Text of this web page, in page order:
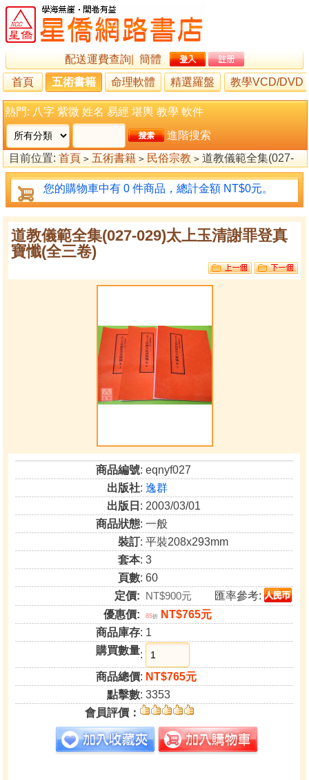
配送運費查詢
簡體
首頁
五術書籍 命理軟體 精選羅盤 教學VCD/DVD
熱門: 八字 紫微 姓名 易經 堪輿 教學 軟件
進階搜索
目前位置: 首頁 > 五術書籍 > 民俗宗教 > 道教儀範全集(027-
029)太上玉清謝罪登真寶懺(全三卷)
您的購物車中有 0 件商品，總計金額 NT$0元。
道教儀範全集(027-029)太上玉清謝罪登真
寶懺(全三卷)
商品編號: eqnyf027
出版社:逸群
出版日 : 2003/03/01
商品狀態: 一般
裝訂: 平裝208x293mm
套本: 3
頁數: 60
定價: NT$900元
匯率參考:
優惠價:
85折
NT$765元
商品庫存: 1
購買數量:
商品總價: NT$765元
點擊數: 3353
會員評價：